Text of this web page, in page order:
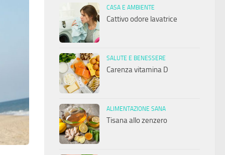
CASA E AMBIENTE
Cattivo odore lavatrice
SALUTE E BENESSERE
Carenza vitamina D
ALIMENTAZIONE SANA
Tisana allo zenzero